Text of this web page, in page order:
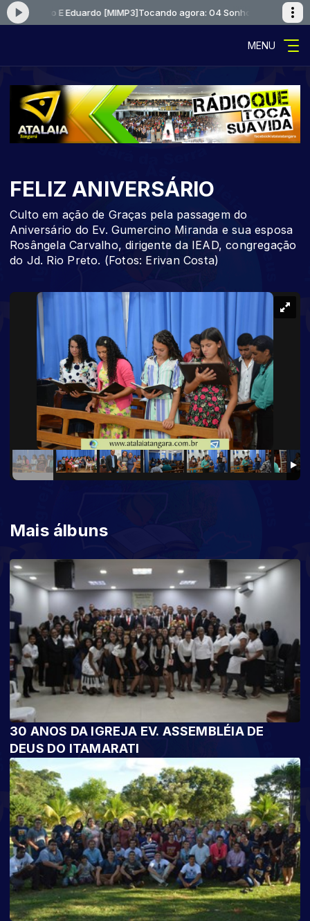
Lazaro E Eduardo [MIMP3]Tocando agora: 04 Sonho Voz Lazaro E
MENU
FELIZ ANIVERSÁRIO
Culto em ação de Graças pela passagem do
Aniversário do Ev. Gumercino Miranda e sua esposa
Rosângela Carvalho, dirigente da IEAD, congregação
do Jd. Rio Preto. (Fotos: Erivan Costa)
Mais álbuns
30 ANOS DA IGREJA EV. ASSEMBLÉIA DE
DEUS DO ITAMARATI